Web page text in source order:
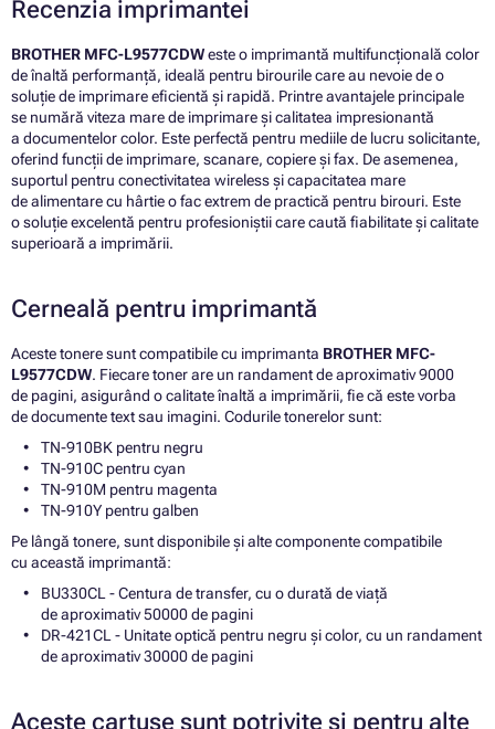
Recenzia imprimantei
BROTHER MFC-L9577CDWeste o imprimantă multifuncțională color
de înaltă performanță, ideală pentru birourile care au nevoie de o
soluție de imprimare eficientă și rapidă. Printre avantajele principale
se numără viteza mare de imprimare și calitatea impresionantă
a documentelor color. Este perfectă pentru mediile de lucru solicitante,
oferind funcții de imprimare, scanare, copiere și fax. De asemenea,
suportul pentru conectivitatea wireless și capacitatea mare
de alimentare cu hârtie o fac extrem de practică pentru birouri. Este
o soluție excelentă pentru profesioniștii care caută fiabilitate și calitate
superioară a imprimării.
Cerneală pentru imprimantă
Aceste tonere sunt compatibile cu imprimanta BROTHER MFC-
L9577CDW. Fiecare toner are un randament de aproximativ 9000
de pagini, asigurând o calitate înaltă a imprimării, fie că este vorba
de documente text sau imagini. Codurile tonerelor sunt:
TN-910BK pentru negru
TN-910C pentru cyan
TN-910M pentru magenta
TN-910Y pentru galben
Pe lângă tonere, sunt disponibile și alte componente compatibile
cu această imprimantă:
BU330CL - Centura de transfer, cu o durată de viață
de aproximativ 50000 de pagini
DR-421CL - Unitate optică pentru negru și color, cu un randament
de aproximativ 30000 de pagini
Aceste cartușe sunt potrivite și pentru alte